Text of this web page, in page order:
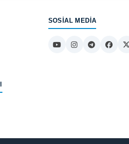
SOSIAL MEDIA